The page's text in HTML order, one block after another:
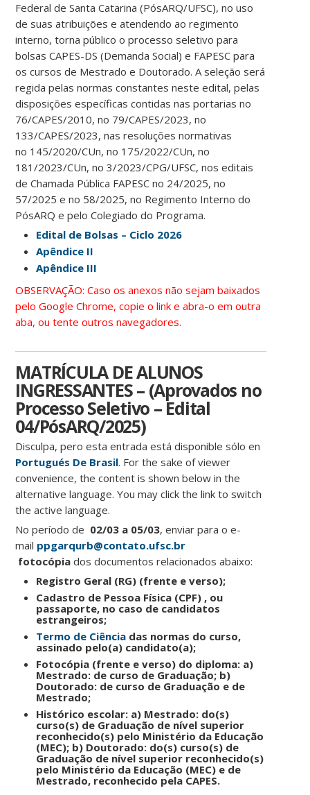
Federal de Santa Catarina (PósARQ/UFSC), no uso
de suas atribuições e atendendo ao regimento
interno, torna público o processo seletivo para
bolsas CAPES-DS (Demanda Social) e FAPESC para
os cursos de Mestrado e Doutorado. A seleção será
regida pelas normas constantes neste edital, pelas
disposições específicas contidas nas portarias no
76/CAPES/2010, no 79/CAPES/2023, no
133/CAPES/2023, nas resoluções normativas
no 145/2020/CUn, no 175/2022/CUn, no
181/2023/CUn, no 3/2023/CPG/UFSC, nos editais
de Chamada Pública FAPESC no 24/2025, no
57/2025 e no 58/2025, no Regimento Interno do
PósARQ e pelo Colegiado do Programa.
Edital de Bolsas – Ciclo 2026
Apêndice II
Apêndice III
OBSERVAÇÃO: Caso os anexos não sejam baixados
pelo Google Chrome, copie o link e abra-o em outra
aba, ou tente outros navegadores.
MATRÍCULA DE ALUNOS
INGRESSANTES – (Aprovados no
Processo Seletivo – Edital
04/PósARQ/2025)
Disculpa, pero esta entrada está disponible sólo en
Portugués De Brasil. For the sake of viewer
convenience, the content is shown below in the
alternative language. You may click the link to switch
the active language.
No período de 02/03 a 05/03, enviar para o e-
mail ppgarqurb@contato.ufsc.br
fotocópiados documentos relacionados abaixo:
Registro Geral (RG) (frente e verso);
Cadastro de Pessoa Física (CPF) , ou
passaporte, no caso de candidatos
estrangeiros;
Termo de Ciência das normas do curso,
assinado pelo(a) candidato(a);
Fotocópia (frente e verso) do diploma: a)
Mestrado: de curso de Graduação; b)
Doutorado: de curso de Graduação e de
Mestrado;
Histórico escolar: a) Mestrado: do(s)
curso(s) de Graduação de nível superior
reconhecido(s) pelo Ministério da Educação
(MEC); b) Doutorado: do(s) curso(s) de
Graduação de nível superior reconhecido(s)
pelo Ministério da Educação (MEC) e de
Mestrado, reconhecido pela CAPES.